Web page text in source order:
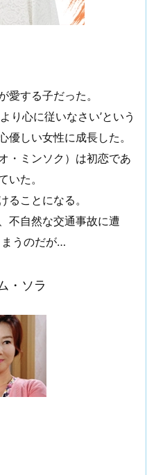
愛する子だった。
り心に従いなさい’という
しい女性に成長した。
・ミンソク）は初恋であ
いた。
ることになる。
不自然な交通事故に遭
うのだが…
・ソラ